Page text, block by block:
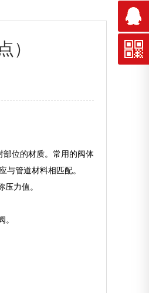
）
位的材质。常用的阀体
管道材料相匹配。
力值。